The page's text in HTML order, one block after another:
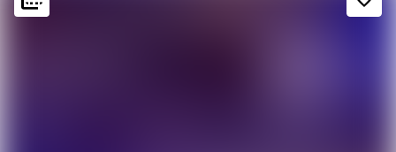
info
Industriel